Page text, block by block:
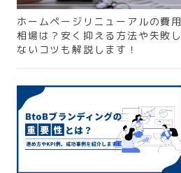
ホームページリニューアルの費用
相場は？安く抑える方法や失敗し
ないコツも解説します！